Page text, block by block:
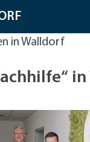
in Walldorf